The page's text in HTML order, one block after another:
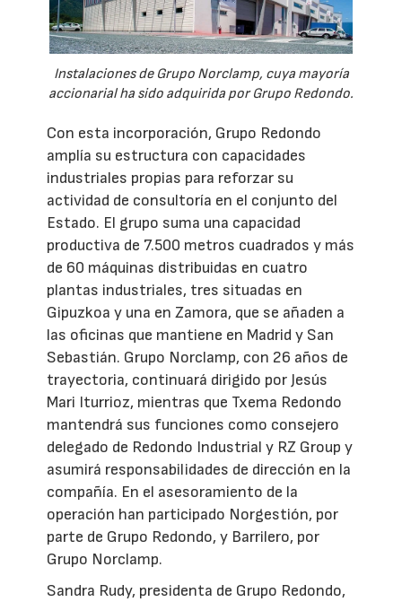
Instalaciones de Grupo Norclamp, cuya mayoría
accionarial ha sido adquirida por Grupo Redondo.
Con esta incorporación, Grupo Redondo
amplía su estructura con capacidades
industriales propias para reforzar su
actividad de consultoría en el conjunto del
Estado. El grupo suma una capacidad
productiva de 7.500 metros cuadrados y más
de 60 máquinas distribuidas en cuatro
plantas industriales, tres situadas en
Gipuzkoa y una en Zamora, que se añaden a
las oficinas que mantiene en Madrid y San
Sebastián. Grupo Norclamp, con 26 años de
trayectoria, continuará dirigido por Jesús
Mari Iturrioz, mientras que Txema Redondo
mantendrá sus funciones como consejero
delegado de Redondo Industrial y RZ Group y
asumirá responsabilidades de dirección en la
compañía. En el asesoramiento de la
operación han participado Norgestión, por
parte de Grupo Redondo, y Barrilero, por
Grupo Norclamp.
Sandra Rudy, presidenta de Grupo Redondo,